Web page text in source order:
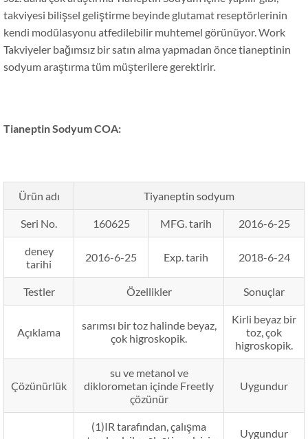
takviyesi bilişsel geliştirme beyinde glutamat reseptörlerinin
kendi modülasyonu atfedilebilir muhtemel görünüyor. Work
Takviyeler bağımsız bir satın alma yapmadan önce tianeptinin
sodyum araştırma tüm müşterilere gerektirir.
Tianeptin Sodyum COA:
Ürün adı Tiyaneptin sodyum
Seri No. 160625 MFG. tarih 2016-6-25
deney
tarihi
2016-6-25 Exp. tarih 2018-6-24
Testler Özellikler Sonuçlar
Açıklama
sarımsı bir toz halinde beyaz,
çok higroskopik.
Kirli beyaz bir
toz, çok
higroskopik.
Çözünürlük
su ve metanol ve
diklorometan içinde Freetly
çözünür
Uygundur
(1)IR tarafından, çalışma
Uygundur